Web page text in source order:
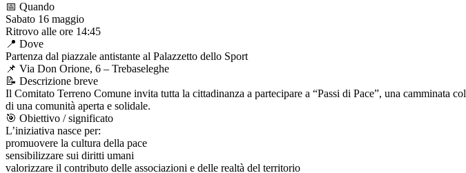
📅 Quando
Sabato 16 maggio
Ritrovo alle ore 14:45
📍 Dove
Partenza dal piazzale antistante al Palazzetto dello Sport
📌 Via Don Orione, 6 – Trebaseleghe
📝 Descrizione breve
Il Comitato Terreno Comune invita tutta la cittadinanza a partecipare a “Passi di Pace”, una camminata
di una comunità aperta e solidale.
🎯 Obiettivo / significato
L’iniziativa nasce per:
promuovere la cultura della pace
sensibilizzare sui diritti umani
valorizzare il contributo delle associazioni e delle realtà del territorio